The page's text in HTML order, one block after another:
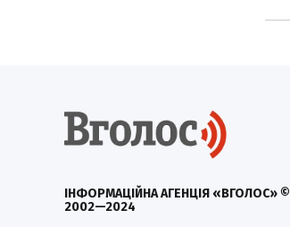
ІНФОРМАЦІЙНА АГЕНЦІЯ «ВГОЛОС» ©
2002—2024